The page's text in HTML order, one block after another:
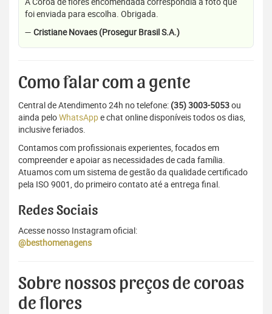
foi enviada para escolha. Obrigada.
— Cristiane Novaes (Prosegur Brasil S.A.)
Como falar com a gente
Central de Atendimento 24h no telefone: (35) 3003-5053ou
ainda peloWhatsAppe chat online disponíveis todos os dias,
inclusive feriados.
Contamos com profissionais experientes, focados em
compreender e apoiar as necessidades de cada família.
Atuamos com um sistema de gestão da qualidade certificado
pela ISO 9001, do primeiro contato até a entrega final.
Redes Sociais
Acesse nosso Instagram oficial:
@besthomenagens
Sobre nossos preços de coroas
de flores